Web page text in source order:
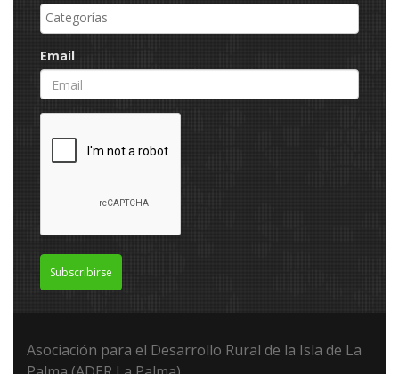
Email
Subscribirse
Asociación para el Desarrollo Rural de la Isla de La